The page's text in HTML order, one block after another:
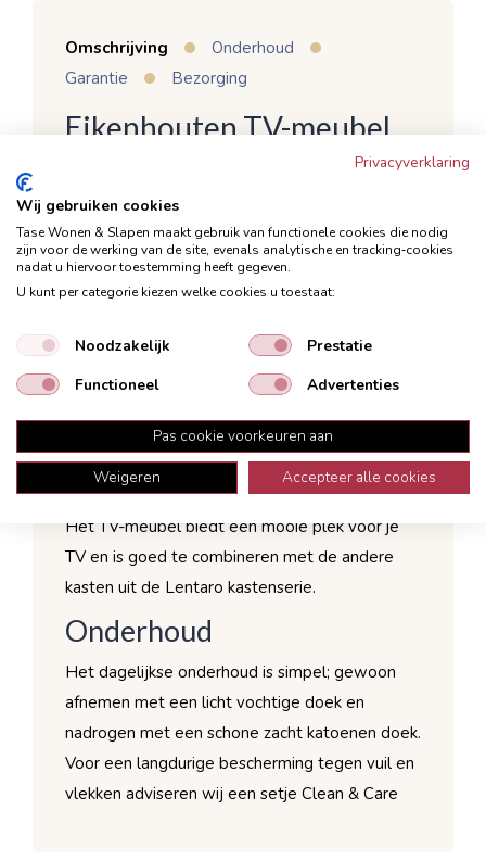
Omschrijving
Onderhoud
Garantie
Bezorging
Eikenhouten TV-meubel
Uitgevoerd in mat zwart eikenhout
Met 2 deuren en 2 laden
Voorzien van soft close op de deuren en
laden
monteren
Snel leverbaar
TV-meubel Lentaro is voorzien van 2 deuren en
2 laden met soft close en metalen handgrepen
kunnen naar eigen keuze gemonteerd worden.
Het TV-meubel biedt een mooie plek voor je
TV en is goed te combineren met de andere
kasten uit de Lentaro kastenserie.
Onderhoud
Het dagelijkse onderhoud is simpel; gewoon
afnemen met een licht vochtige doek en
nadrogen met een schone zacht katoenen doek.
Voor een langdurige bescherming tegen vuil en
vlekken adviseren wij een setje Clean & Care
Privacyverklaring
Wij gebruiken cookies
Tase Wonen & Slapen maakt gebruik van functionele cookies die nodig
zijn voor de werking van de site, evenals analytische en tracking‑cookies
nadat u hiervoor toestemming heeft gegeven.
U kunt per categorie kiezen welke cookies u toestaat:
Noodzakelijk
Prestatie
Functioneel
Advertenties
Pas cookie voorkeuren aan
Weigeren
Accepteer alle cookies